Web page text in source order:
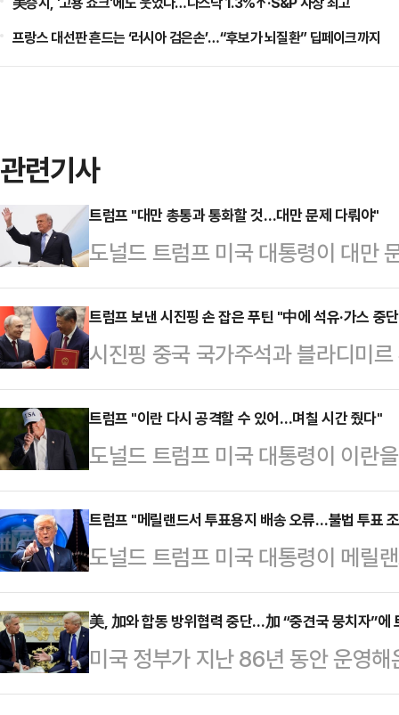
프랑스 대선판 흔드는 ‘러시아 검은손’…“후보가 뇌질환” 딥페이크까지
관련기사
트럼프 "대만 총통과 통화할 것…대만 문제 다뤄야"
도널드 트럼프 미국 대통령이 대만
것이라고 말했다.로이터통신에 따
자회견에서 “라이 총통과 통화할
는 대만 문제를 다룰 것이다”고 밝
중국 국가주석과의 정상회담에서
다. 그는 “대만 해협 긴장 속에 독
독립하려는 이유는 전쟁을 원하기
뒤에 있다고 생각한…
트럼프 보낸 시진핑 손 잡은 푸틴 "中에 석유·가스 중
시진핑 중국 국가주석과 블라디미
친 정상회담을 진행한 뒤 중·러 협
드 트럼프 미국 대통령과 미·중 정
관영 신화통신, 러시아 국영 타스통
회담을 마친 뒤 공동 기자회견을 통
린우호 협력 심화를 위한 공동성명
력 문서가 체결됐다”고 밝혔다.시
력을 강조하면서…
트럼프 "이란 다시 공격할 수 있어…며칠 시간 줬다"
도널드 트럼프 미국 대통령이 이란
신에 따르면 트럼프 대통령은 19일
설 현장을 안내하는 자리에서 기자
간 밖에 남지 않았을 때 보류를 명
원하고 있다. 그러나 합의가 이뤄지
것”이라고 말했다.전날 그는 소셜
국왕 타밈 빈 하마드 알사니와 무함
함마드 빈 자예드 알…
트럼프 "메릴랜드서 투표용지 배송 오류…불법 투표
도널드 트럼프 미국 대통령이 메릴
지 발송 오류 사건을 조사하라고
프 대통령은 18일(현지시간) 소셜
드주에서 50만 장의 불법 우편투표
은 승리를 보장하기 위해 부정선거
美, 加와 합동 방위협력 중단…加 “중견국 뭉치자”에
미국 정부가 지난 86년 동안 운영
중단했다. 마크 카니 캐나다 총리가